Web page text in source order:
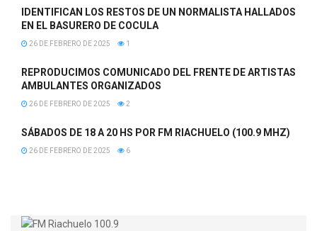
IDENTIFICAN LOS RESTOS DE UN NORMALISTA HALLADOS
EN EL BASURERO DE COCULA
26 DE FEBRERO DE 2025 1
REPRODUCIMOS COMUNICADO DEL FRENTE DE ARTISTAS
AMBULANTES ORGANIZADOS
26 DE FEBRERO DE 2025 2
SÁBADOS DE 18 A 20 HS POR FM RIACHUELO (100.9 MHZ)
26 DE FEBRERO DE 2025 6